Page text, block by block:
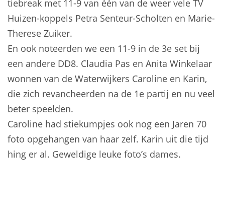
tiebreak met 11-9 van één van de weer vele TV
Huizen-koppels Petra Senteur-Scholten en Marie-
Therese Zuiker.
En ook noteerden we een 11-9 in de 3e set bij
een andere DD8. Claudia Pas en Anita Winkelaar
wonnen van de Waterwijkers Caroline en Karin,
die zich revancheerden na de 1e partij en nu veel
beter speelden.
Caroline had stiekumpjes ook nog een Jaren 70
foto opgehangen van haar zelf. Karin uit die tijd
hing er al. Geweldige leuke foto’s dames.